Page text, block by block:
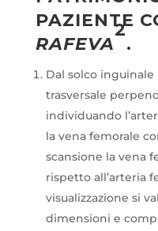
PAZIENTE
RAFEVA
2
.
Dal solco inguinale
trasversale
individuando
la vena femorale
scansione la vena
rispetto all’arteria
visualizzazione si
dimensioni e